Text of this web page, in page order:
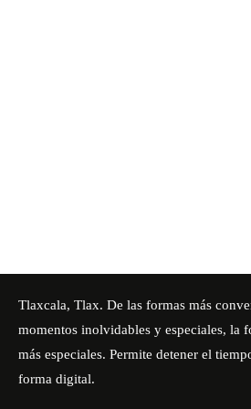
Tlaxcala, Tlax. De las formas más
momentos inolvidables y especiales, la
más especiales. Permite detener el
forma digital.